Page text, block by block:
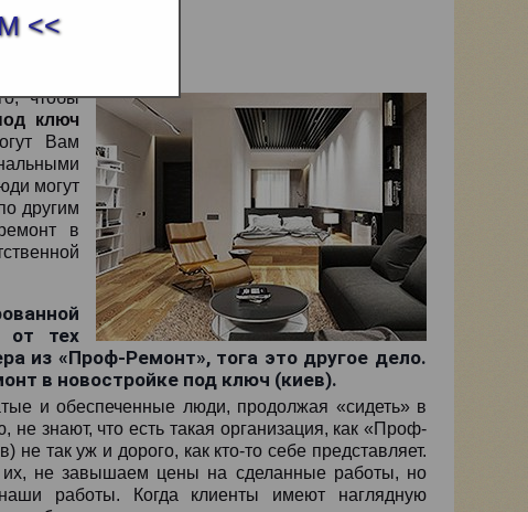
чтобы
ключ
Вам
могут
другим
в
от тех
из «Проф-Ремонт», тога это другое дело.
в новостройке под ключ (киев).
и обеспеченные люди, продолжая «сидеть» в
знают, что есть такая организация, как «Проф-
так уж и дорого, как кто-то себе представляет.
не завышаем цены на сделанные работы, но
работы. Когда клиенты имеют наглядную
<<